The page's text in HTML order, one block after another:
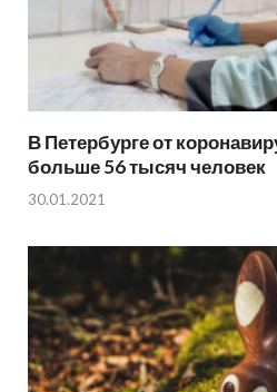
В Петербурге от
больше 56 тысяч человек
30.01.2021